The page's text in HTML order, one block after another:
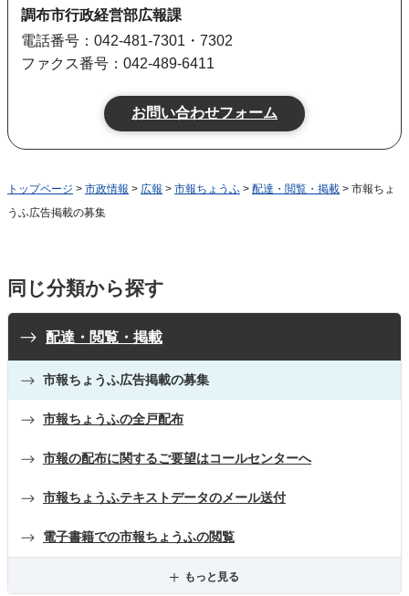
調布市行政経営部広報課
電話番号：042-481-7301・7302
ファクス番号：042-489-6411
トップページ > 市政情報 > 広報 > 市報ちょうふ > 配達・閲覧・掲載 > 市報ちょ
うふ広告掲載の募集
同じ分類から探す
配達・閲覧・掲載
市報ちょうふ広告掲載の募集
市報ちょうふの全戸配布
市報の配布に関するご要望はコールセンターへ
市報ちょうふテキストデータのメール送付
電子書籍での市報ちょうふの閲覧
もっと見る